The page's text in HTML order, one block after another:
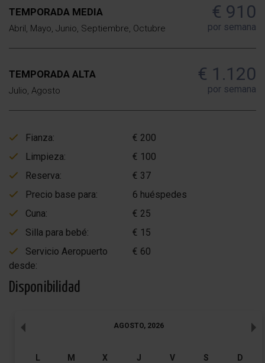
TEMPORADA MEDIA
Abril, Mayo, Junio, Septiembre, Octubre
€ 910
por semana
TEMPORADA ALTA
Julio, Agosto
€ 1.120
por semana
Fianza:
€ 200
Limpieza:
€ 100
Reserva:
€ 37
Precio base para:
6 huéspedes
Cuna:
€ 25
Silla para bebé:
€ 15
Servicio Aeropuerto
desde:
€ 60
Disponibilidad
AGOSTO, 2026
L M X J V S D